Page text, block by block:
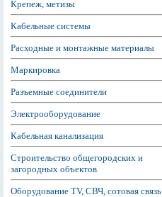
Крепеж, метизы
Кабельные системы
Расходные и монтажные материалы
Маркировка
Разъемные соединители
Электрооборудование
Кабельная канализация
Строительство общегородских и
загородных объектов
Оборудование TV, СВЧ, сотовая связь